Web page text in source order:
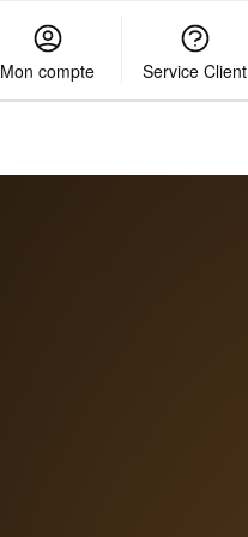
Mon compte Service Client